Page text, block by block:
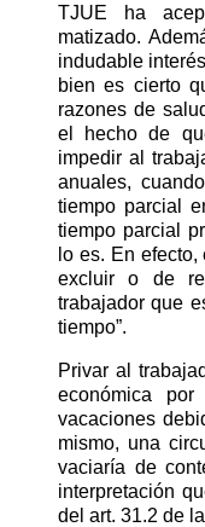
TJUE ha
matizado.
indudable
bien es cierto
razones de
el hecho de
impedir al
anuales,
tiempo parcial
tiempo parcial
lo es. En
excluir o de
trabajador que
tiempo”.
Privar al
económica
vacaciones
mismo, una
vaciaría de
interpretación
del art. 31.2 de